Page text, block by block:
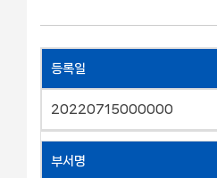
등록일
20220715000000
부서명